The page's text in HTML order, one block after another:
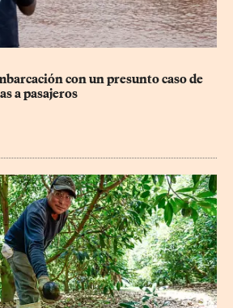
con un presunto caso de
a pasajeros